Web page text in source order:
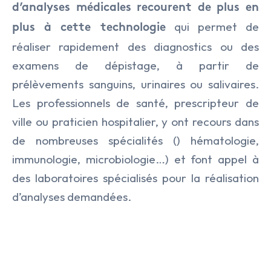
d’analyses médicales recourent de plus en
plus à cette technologiequi permet de
réaliser rapidement des diagnostics ou des
examens de dépistage, à partir de
prélèvements sanguins, urinaires ou salivaires.
Les professionnels de santé, prescripteur de
ville ou praticien hospitalier, y ont recours dans
de nombreuses spécialités () hématologie,
immunologie, microbiologie…) et font appel à
des laboratoires spécialisés pour la réalisation
d’analyses demandées.
Finance
Lifesciences
Médical
Transport & Logistique